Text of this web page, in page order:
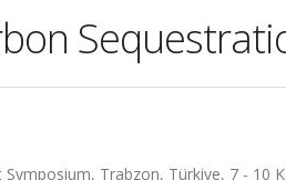
Trabzon, Türkiye, 7 - 10